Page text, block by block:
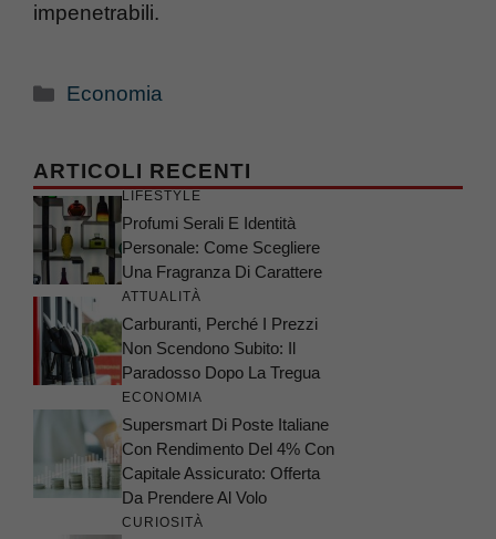
impenetrabili.
Categorie
Economia
ARTICOLI RECENTI
LIFESTYLE
Profumi Serali E Identità
Personale: Come Scegliere
Una Fragranza Di Carattere
ATTUALITÀ
Carburanti, Perché I Prezzi
Non Scendono Subito: Il
Paradosso Dopo La Tregua
ECONOMIA
Supersmart Di Poste Italiane
Con Rendimento Del 4% Con
Capitale Assicurato: Offerta
Da Prendere Al Volo
CURIOSITÀ